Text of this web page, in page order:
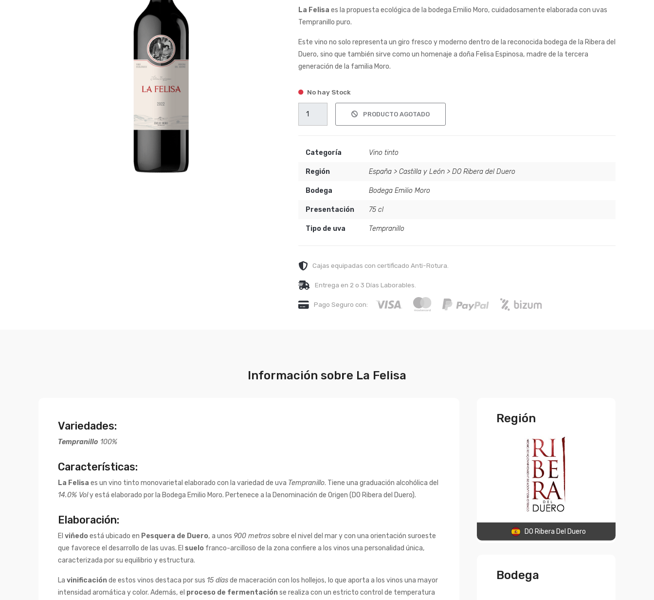
La Felisa es la propuesta ecológica de la bodega Emilio Moro, cuidadosamente elaborada con uvas
Tempranillo puro.
Este vino no solo representa un giro fresco y moderno dentro de la reconocida bodega de la Ribera del
Duero, sino que también sirve como un homenaje a doña Felisa Espinosa, madre de la tercera
generación de la familia Moro.
No hay Stock
PRODUCTO AGOTADO
Categoría Vino tinto
Región España> Castilla y León> DO Ribera del Duero
Bodega Bodega Emilio Moro
Presentación 75 cl
Tipo de uva Tempranillo
Cajas equipadas con certificado Anti-Rotura.
Entrega en 2 o 3 Días Laborables.
Pago Seguro con:
Información sobre La Felisa
Variedades:
Tempranillo 100%
Características:
La Felisa es un vino tinto monovarietal elaborado con la variedad de uva Tempranillo. Tiene una graduación alcohólica del
14.0% Voly está elaborado por la Bodega Emilio Moro. Pertenece a la Denominación de Origen (DO Ribera del Duero).
Elaboración:
Elviñedoestá ubicado en Pesquera de Duero, a unos 900 metrossobre el nivel del mar y con una orientación suroeste
que favorece el desarrollo de las uvas. Elsuelo franco-arcilloso de la zona confiere a los vinos una personalidad única,
caracterizada por su equilibrio y estructura.
Lavinificaciónde estos vinos destaca por sus 15 díasde maceración con los hollejos, lo que aporta a los vinos una mayor
intensidad aromática y color. Además, el proceso de fermentaciónse realiza con un estricto control de temperatura
Región
DO Ribera Del Duero
Bodega